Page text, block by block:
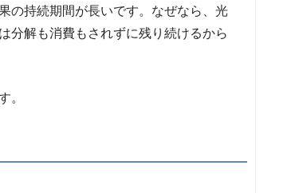
の持続期間が長いです。なぜなら、光
分解も消費もされずに残り続けるから
。